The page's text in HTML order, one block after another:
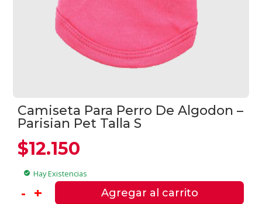
Camiseta Para Perro De Algodon –
Parisian Pet Talla S
$12.150
check_circle Hay Existencias
-
Camiseta
+ Agregar al carrito